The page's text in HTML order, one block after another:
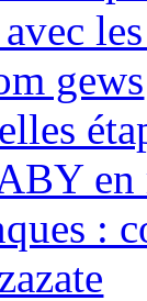
gews
en
: